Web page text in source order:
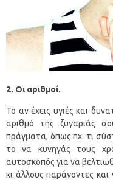
2. Οι αριθμοί.
Το αν έχεις υγιές και
αριθμό της ζυγαριάς
πράγματα, όπως πχ. τι
το να κυνηγάς τους
αυτοσκοπός για να
κι άλλους παράγοντες